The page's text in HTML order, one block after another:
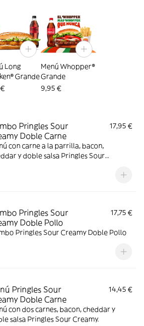
Long
Grande
Menú Whopper®
Grande
9,95 €
Pringles Sour
Doble Carne
17,95 €
con carne a la parrilla, bacon,
y doble salsa Pringles Sour
Pringles Sour
Doble Pollo
17,75 €
Pringles Sour Creamy Doble Pollo
Pringles Sour
Doble Carne
14,45 €
con dos carnes, bacon, cheddar y
salsa Pringles Sour Creamy.